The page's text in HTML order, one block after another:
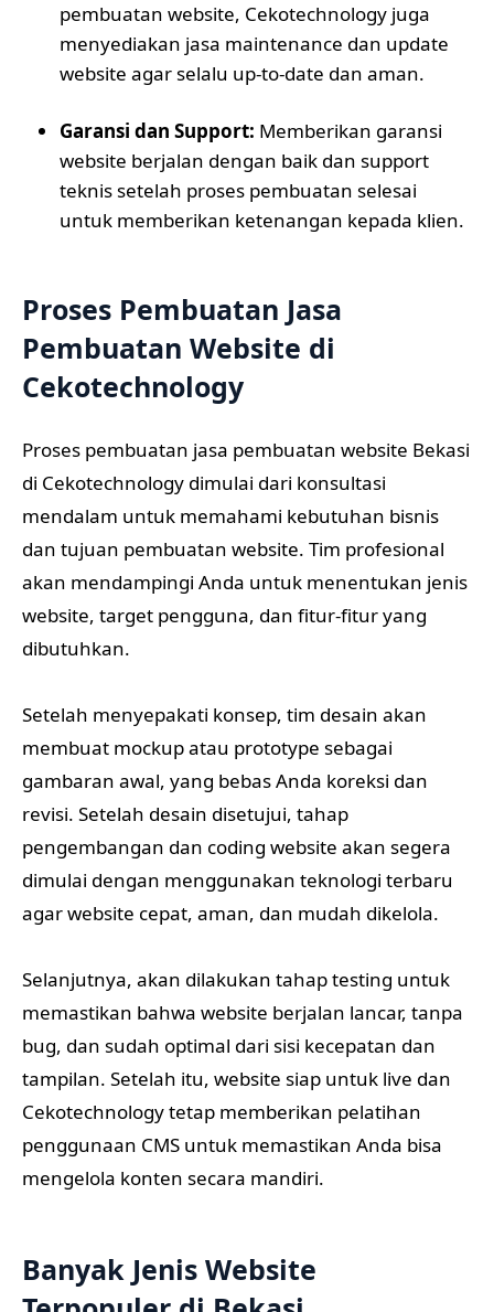
pembuatan website, Cekotechnology juga
menyediakan jasa maintenance dan update
website agar selalu up-to-date dan aman.
Garansi dan Support: Memberikan garansi
website berjalan dengan baik dan support
teknis setelah proses pembuatan selesai
untuk memberikan ketenangan kepada klien.
Proses Pembuatan Jasa
Pembuatan Website di
Cekotechnology
Proses pembuatan jasa pembuatan website Bekasi
di Cekotechnology dimulai dari konsultasi
mendalam untuk memahami kebutuhan bisnis
dan tujuan pembuatan website. Tim profesional
akan mendampingi Anda untuk menentukan jenis
website, target pengguna, dan fitur-fitur yang
dibutuhkan.
Setelah menyepakati konsep, tim desain akan
membuat mockup atau prototype sebagai
gambaran awal, yang bebas Anda koreksi dan
revisi. Setelah desain disetujui, tahap
pengembangan dan coding website akan segera
dimulai dengan menggunakan teknologi terbaru
agar website cepat, aman, dan mudah dikelola.
Selanjutnya, akan dilakukan tahap testing untuk
memastikan bahwa website berjalan lancar, tanpa
bug, dan sudah optimal dari sisi kecepatan dan
tampilan. Setelah itu, website siap untuk live dan
Cekotechnology tetap memberikan pelatihan
penggunaan CMS untuk memastikan Anda bisa
mengelola konten secara mandiri.
Banyak Jenis Website